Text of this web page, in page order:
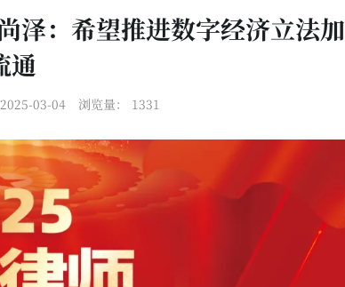
泽：希望推进数字经济立法加
通
03-04 浏览量： 1331